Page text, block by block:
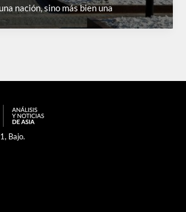
nación, sino más bien una
Bajo.